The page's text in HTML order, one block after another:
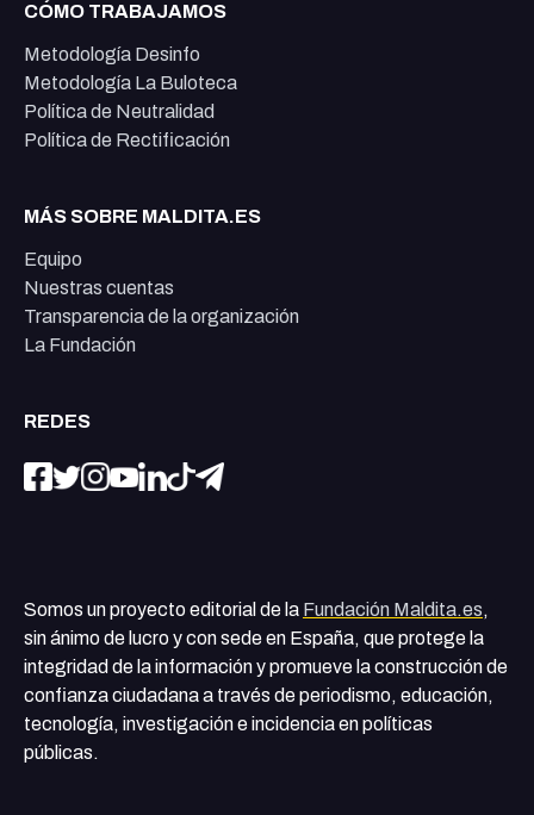
CÓMO TRABAJAMOS
Metodología Desinfo
Metodología La Buloteca
Política de Neutralidad
Política de Rectificación
MÁS SOBRE MALDITA.ES
Equipo
Nuestras cuentas
Transparencia de la organización
La Fundación
REDES
Somos un proyecto editorial de la Fundación Maldita.es,
sin ánimo de lucro y con sede en España, que protege la
integridad de la información y promueve la construcción de
confianza ciudadana a través de periodismo, educación,
tecnología, investigación e incidencia en políticas
públicas.